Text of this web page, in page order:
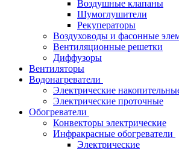
Воздушные клапаны
Шумоглушители
Рекуператоры
Воздуховоды и фасонные
Вентиляционные решетки
Диффузоры
Вентиляторы
Водонагреватели
Электрические
Электрические проточные
Обогреватели
Конвекторы электрические
Инфракрасные обогреватели
Электрические